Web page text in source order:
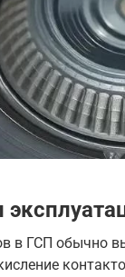
в ГСП обычно